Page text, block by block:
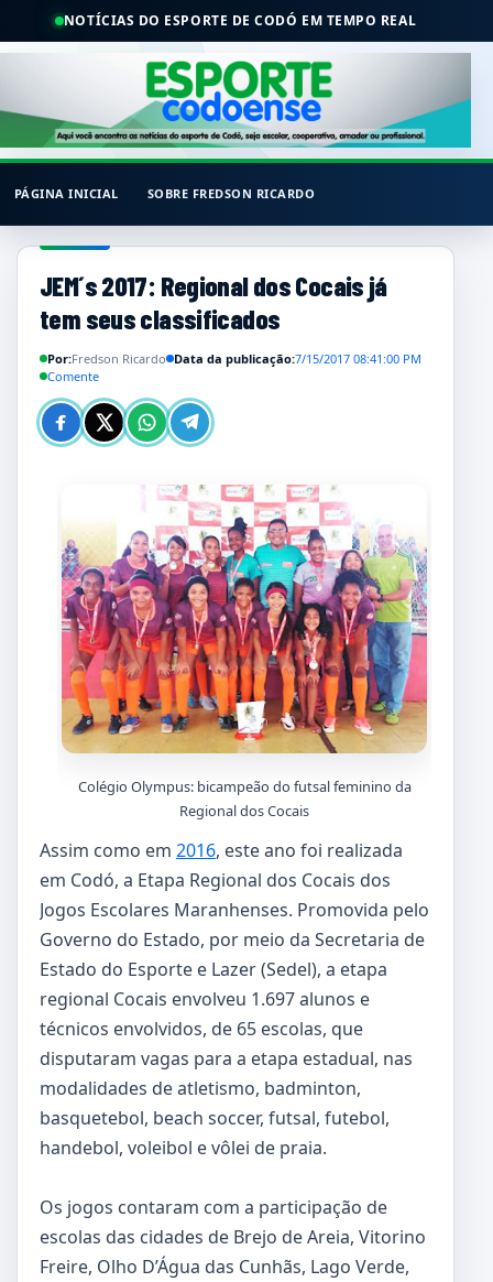
NOTÍCIAS DO ESPORTE DE CODÓ EM TEMPO REAL
PÁGINA INICIAL SOBRE FREDSON RICARDO
JEM´s 2017: Regional dos Cocais já
tem seus classificados
Por:Fredson Ricardo Data da publicação:7/15/2017 08:41:00 PM
Comente
Colégio Olympus: bicampeão do futsal feminino da
Regional dos Cocais
Assim como em 2016, este ano foi realizada
em Codó, a Etapa Regional dos Cocais dos
Jogos Escolares Maranhenses. Promovida pelo
Governo do Estado, por meio da Secretaria de
Estado do Esporte e Lazer (Sedel), a etapa
regional Cocais envolveu 1.697 alunos e
técnicos envolvidos, de 65 escolas, que
disputaram vagas para a etapa estadual, nas
modalidades de atletismo, badminton,
basquetebol, beach soccer, futsal, futebol,
handebol, voleibol e vôlei de praia.
Os jogos contaram com a participação de
escolas das cidades de Brejo de Areia, Vitorino
Freire, Olho D’Água das Cunhãs, Lago Verde,